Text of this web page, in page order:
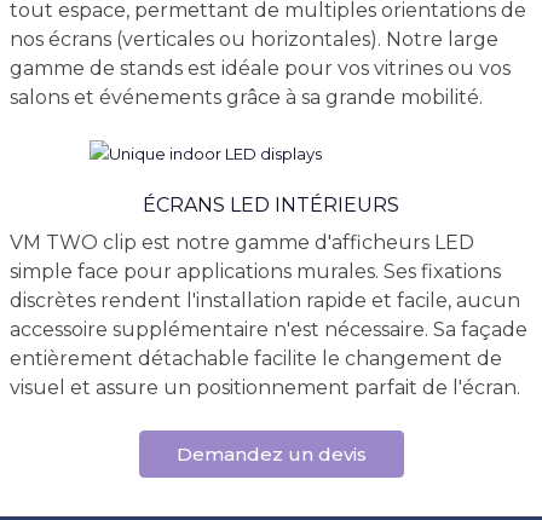
tout espace, permettant de multiples orientations de
nos écrans (verticales ou horizontales). Notre large
gamme de stands est idéale pour vos vitrines ou vos
salons et événements grâce à sa grande mobilité.
ÉCRANS LED INTÉRIEURS
VM TWO clip est notre gamme d'afficheurs LED
simple face pour applications murales. Ses fixations
discrètes rendent l'installation rapide et facile, aucun
accessoire supplémentaire n'est nécessaire. Sa façade
entièrement détachable facilite le changement de
visuel et assure un positionnement parfait de l'écran.
Demandez un devis